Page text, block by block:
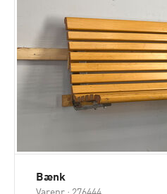
Bænk
Varenr.: 276444